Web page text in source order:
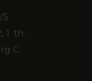
1. th.
C